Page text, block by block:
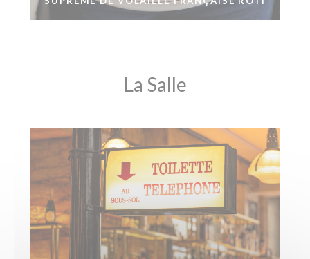
La Salle